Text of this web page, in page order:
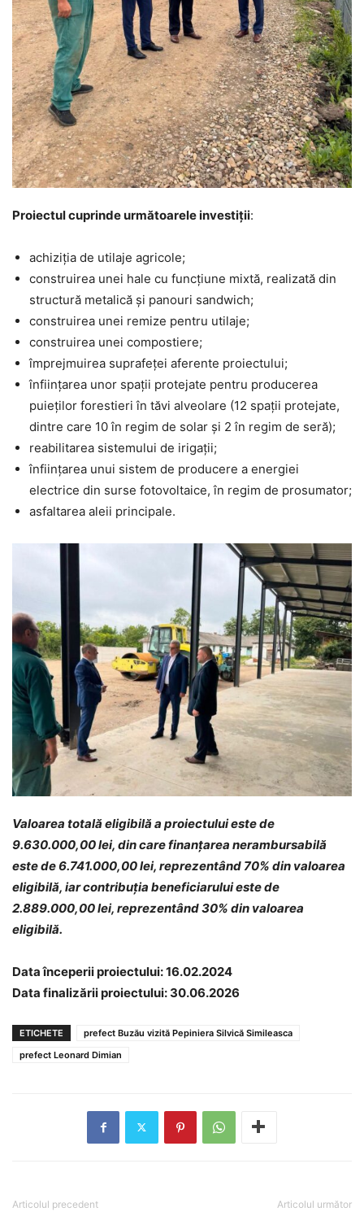
Proiectul cuprinde următoarele investiții:
achiziția de utilaje agricole;
construirea unei hale cu funcțiune mixtă, realizată din
structură metalică și panouri sandwich;
construirea unei remize pentru utilaje;
construirea unei compostiere;
împrejmuirea suprafeței aferente proiectului;
înființarea unor spații protejate pentru producerea
puieților forestieri în tăvi alveolare (12 spații protejate,
dintre care 10 în regim de solar și 2 în regim de seră);
reabilitarea sistemului de irigații;
înființarea unui sistem de producere a energiei
electrice din surse fotovoltaice, în regim de prosumator;
asfaltarea aleii principale.
Valoarea totală eligibilă a proiectului este de
9.630.000,00 lei, din care finanțarea nerambursabilă
este de 6.741.000,00 lei, reprezentând 70% din valoarea
eligibilă, iar contribuția beneficiarului este de
2.889.000,00 lei, reprezentând 30% din valoarea
eligibilă.
Data începerii proiectului: 16.02.2024
Data finalizării proiectului: 30.06.2026
ETICHETE
prefect Buzău vizită Pepiniera Silvică Simileasca
prefect Leonard Dimian
Articolul precedent Articolul următor